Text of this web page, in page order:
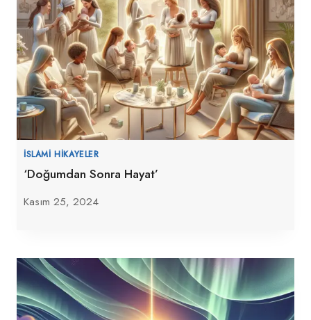
İSLAMI HIKAYELER
‘Doğumdan Sonra Hayat’
Kasım 25, 2024